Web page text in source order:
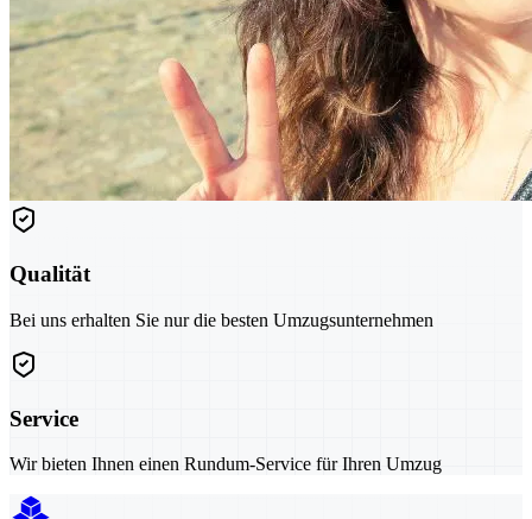
Qualität
Bei uns erhalten Sie nur die besten Umzugsunternehmen
Service
Wir bieten Ihnen einen Rundum-Service für Ihren Umzug